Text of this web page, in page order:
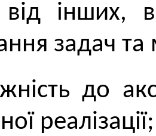
інших,
задач та
до
реалізації;